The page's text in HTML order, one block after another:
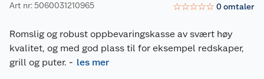
Art nr: 5060031210965 ☆☆☆☆☆ 0omtaler
Romslig og robust oppbevaringskasse av svært høy
kvalitet, og med god plass til for eksempel redskaper,
grill og puter. - les mer